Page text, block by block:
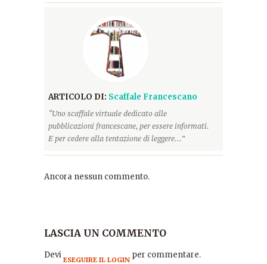
ARTICOLO DI: Scaffale Francescano
“Uno scaffale virtuale dedicato alle
pubblicazioni francescane, per essere informati.
E per cedere alla tentazione di leggere...”
Ancora nessun commento.
LASCIA UN COMMENTO
Devi ESEGUIRE IL LOGIN per commentare.